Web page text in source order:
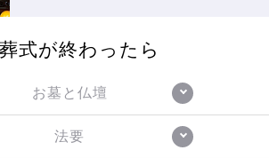
式が終わったら
お墓と仏壇
法要